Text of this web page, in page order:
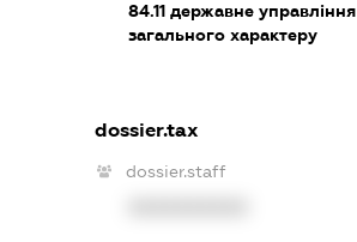
84.11 державне управління
загального характеру
dossier.tax
dossier.staff